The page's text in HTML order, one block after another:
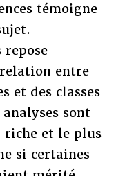
témoigne
entre
et des classes
sont
riche et le plus
si certaines